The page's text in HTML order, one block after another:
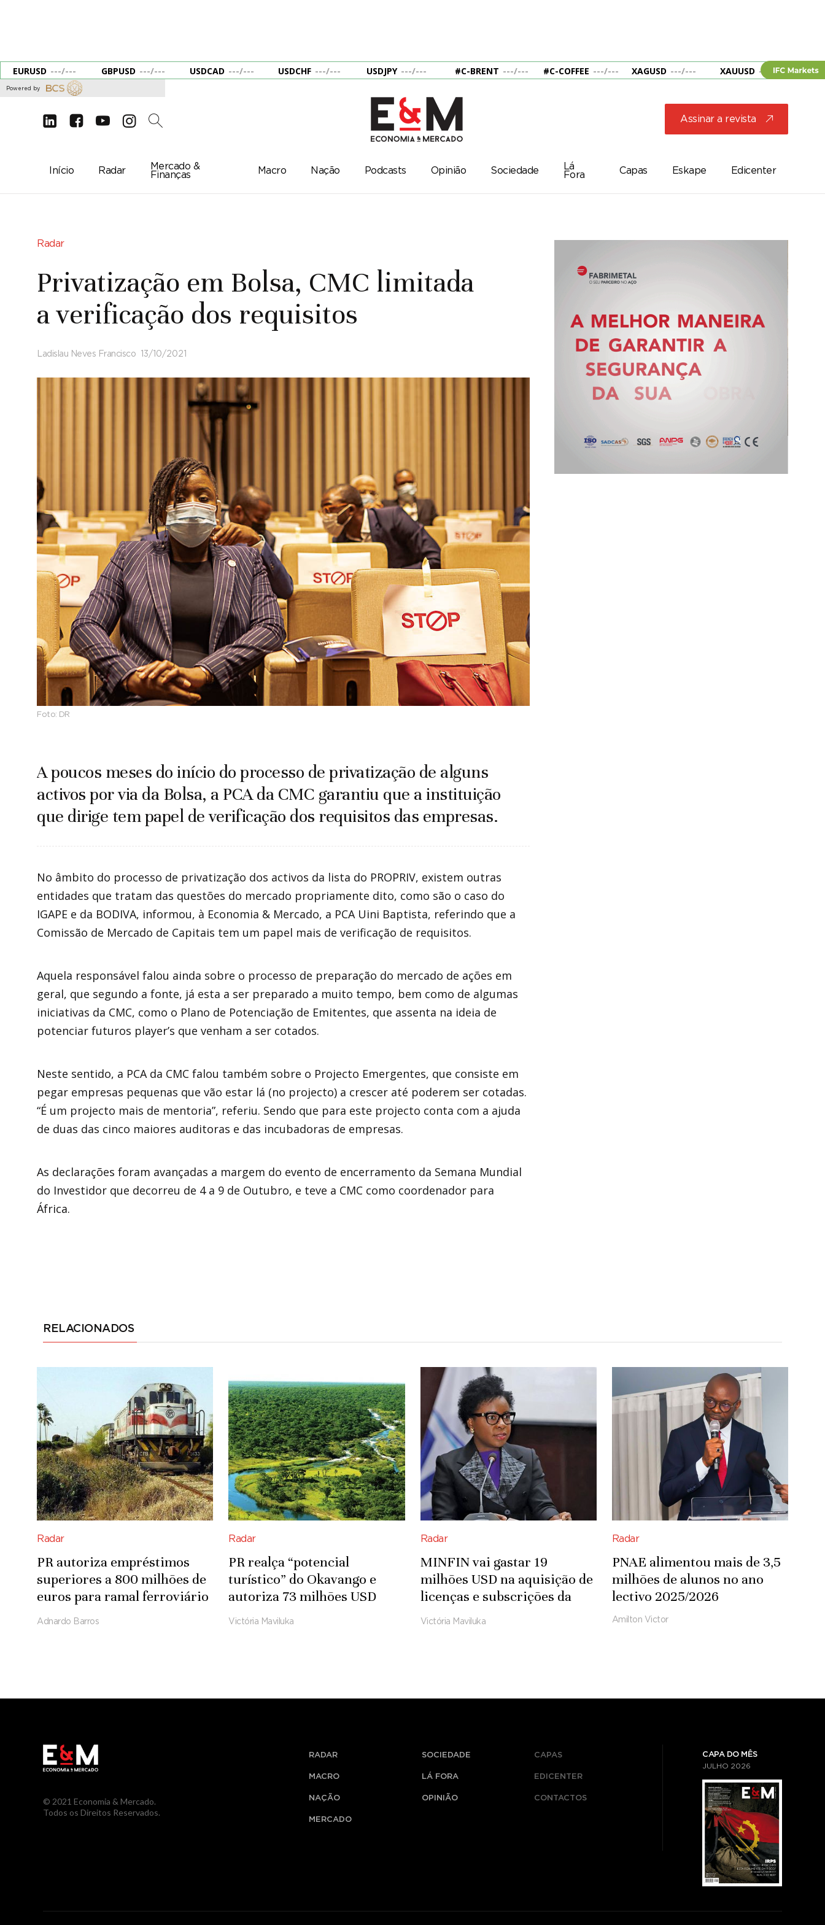
EURUSD ---/--- GBPUSD ---/--- USDCAD ---/--- USDCHF ---/--- USDJPY ---/--- #C-BRENT ---/--- #C-COFFEE ---/--- XAGUSD ---/--- XAUUSD --- ---
Powered by
d e g c 2 Assinar a revista j
Início Radar
Mercado &
Finanças
Macro Nação Podcasts Opinião Sociedade
Lá
Fora
Capas Eskape Edicenter
Radar
Privatização em Bolsa, CMC limitada
a verificação dos requisitos
Ladislau Neves Francisco 13/10/2021
Foto: DR
A poucos meses do início do processo de privatização de alguns
activos por via da Bolsa, a PCA da CMC garantiu que a instituição
que dirige tem papel de verificação dos requisitos das empresas.
No âmbito do processo de privatização dos activos da lista do PROPRIV, existem outras
entidades que tratam das questões do mercado propriamente dito, como são o caso do
IGAPE e da BODIVA, informou, à Economia & Mercado, a PCA Uini Baptista, referindo que a
Comissão de Mercado de Capitais tem um papel mais de verificação de requisitos.
Aquela responsável falou ainda sobre o processo de preparação do mercado de ações em
geral, que segundo a fonte, já esta a ser preparado a muito tempo, bem como de algumas
iniciativas da CMC, como o Plano de Potenciação de Emitentes, que assenta na ideia de
potenciar futuros player’s que venham a ser cotados.
Neste sentido, a PCA da CMC falou também sobre o Projecto Emergentes, que consiste em
pegar empresas pequenas que vão estar lá (no projecto) a crescer até poderem ser cotadas.
“É um projecto mais de mentoria”, referiu. Sendo que para este projecto conta com a ajuda
de duas das cinco maiores auditoras e das incubadoras de empresas.
As declarações foram avançadas a margem do evento de encerramento da Semana Mundial
do Investidor que decorreu de 4 a 9 de Outubro, e teve a CMC como coordenador para
África.
RELACIONADOS
Radar
PR autoriza empréstimos
superiores a 800 milhões de
euros para ramal ferroviário
Luena-Saurimo
Adnardo Barros
Radar
PR realça “potencial
turístico” do Okavango e
autoriza 73 milhões USD
para infra-estruturas
Victória Maviluka
Radar
MINFIN vai gastar 19
milhões USD na aquisição de
licenças e subscrições da
Microsoft
Victória Maviluka
Radar
PNAE alimentou mais de 3,5
milhões de alunos no ano
lectivo 2025/2026
Amilton Victor
© 2021 Economia & Mercado.
Todos os Direitos Reservados.
RADAR
MACRO
NAÇÃO
MERCADO
SOCIEDADE
LÁ FORA
OPINIÃO
CAPAS
EDICENTER
CONTACTOS
CAPA DO MÊS
JULHO 2026